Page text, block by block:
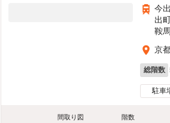
今
出
鞍
京
総階数
駐車
間取り図 階数